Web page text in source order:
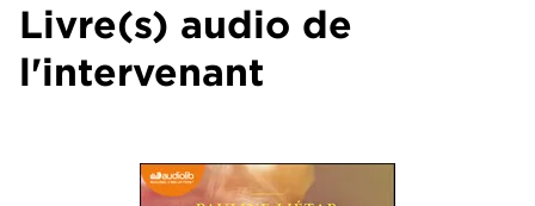
Livre(s) audio de
l'intervenant